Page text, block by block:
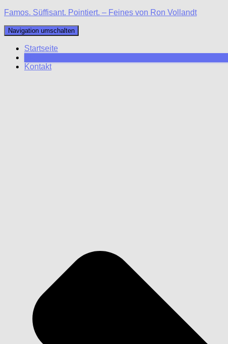
Famos. Süffisant. Pointiert. – Feines von Ron Vollandt
Navigation umschalten
Startseite
Kontakt